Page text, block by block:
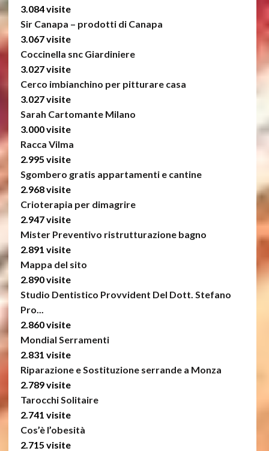
3.084 visite
Sir Canapa – prodotti di Canapa
3.067 visite
Coccinella snc Giardiniere
3.027 visite
Cerco imbianchino per pitturare casa
3.027 visite
Sarah Cartomante Milano
3.000 visite
Racca Vilma
2.995 visite
Sgombero gratis appartamenti e cantine
2.968 visite
Crioterapia per dimagrire
2.947 visite
Mister Preventivo ristrutturazione bagno
2.891 visite
Mappa del sito
2.890 visite
Studio Dentistico Provvident Del Dott. Stefano
Pro...
2.860 visite
Mondial Serramenti
2.831 visite
Riparazione e Sostituzione serrande a Monza
2.789 visite
Tarocchi Solitaire
2.741 visite
Cos’è l’obesità
2.715 visite